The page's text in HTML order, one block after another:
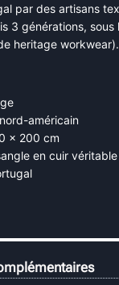
par des artisans
3 générations, sous
heritage workwear).
américain
x 200 cm
en cuir véritable